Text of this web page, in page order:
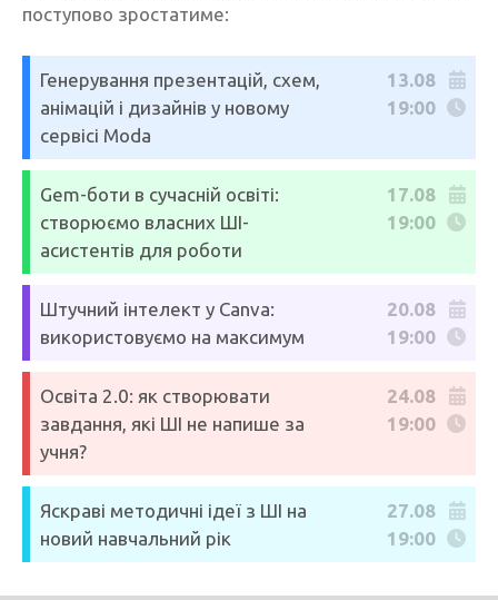
поступово зростатиме:
Генерування презентацій, схем,
анімацій і дизайнів у новому
сервісі Moda
13.08
19:00
Gem-боти в сучасній освіті:
створюємо власних ШІ-
асистентів для роботи
17.08
19:00
Штучний інтелект у Canva:
використовуємо на максимум
20.08
19:00
Освіта 2.0: як створювати
завдання, які ШІ не напише за
учня?
24.08
19:00
Яскраві методичні ідеї з ШІ на
новий навчальний рік
27.08
19:00